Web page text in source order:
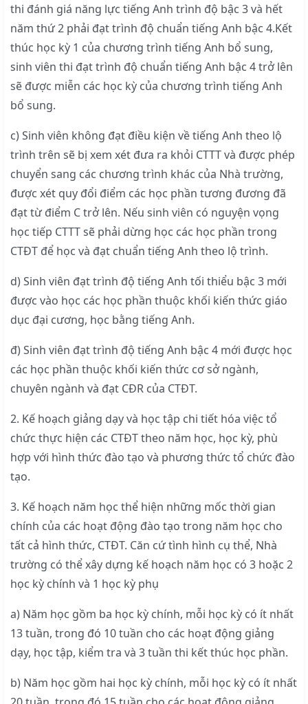
thi đánh giá năng lực tiếng Anh trình độ bậc 3 và hết
năm thứ 2 phải đạt trình độ chuẩn tiếng Anh bậc 4.Kết
thúc học kỳ 1 của chương trình tiếng Anh bổ sung,
sinh viên thi đạt trình độ chuẩn tiếng Anh bậc 4 trở lên
sẽ được miễn các học kỳ của chương trình tiếng Anh
bổ sung.
c) Sinh viên không đạt điều kiện về tiếng Anh theo lộ
trình trên sẽ bị xem xét đưa ra khỏi CTTT và được phép
chuyển sang các chương trình khác của Nhà trường,
được xét quy đổi điểm các học phần tương đương đã
đạt từ điểm C trở lên. Nếu sinh viên có nguyện vọng
học tiếp CTTT sẽ phải dừng học các học phần trong
CTĐT để học và đạt chuẩn tiếng Anh theo lộ trình.
d) Sinh viên đạt trình độ tiếng Anh tối thiểu bậc 3 mới
được vào học các học phần thuộc khối kiến thức giáo
dục đại cương, học bằng tiếng Anh.
đ) Sinh viên đạt trình độ tiếng Anh bậc 4 mới được học
các học phần thuộc khối kiến thức cơ sở ngành,
chuyên ngành và đạt CĐR của CTĐT.
2. Kế hoạch giảng dạy và học tập chi tiết hóa việc tổ
chức thực hiện các CTĐT theo năm học, học kỳ, phù
hợp với hình thức đào tạo và phương thức tổ chức đào
tạo.
3. Kế hoạch năm học thể hiện những mốc thời gian
chính của các hoạt động đào tạo trong năm học cho
tất cả hình thức, CTĐT. Căn cứ tình hình cụ thể, Nhà
trường có thể xây dựng kế hoạch năm học có 3 hoặc 2
học kỳ chính và 1 học kỳ phụ
a) Năm học gồm ba học kỳ chính, mỗi học kỳ có ít nhất
13 tuần, trong đó 10 tuần cho các hoạt động giảng
dạy, học tập, kiểm tra và 3 tuần thi kết thúc học phần.
b) Năm học gồm hai học kỳ chính, mỗi học kỳ có ít nhất